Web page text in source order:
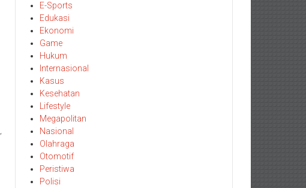
E-Sports
Edukasi
Ekonomi
Game
Hukum
Internasional
Kasus
Kesehatan
Lifestyle
Megapolitan
Nasional
Olahraga
Otomotif
Peristiwa
Polisi